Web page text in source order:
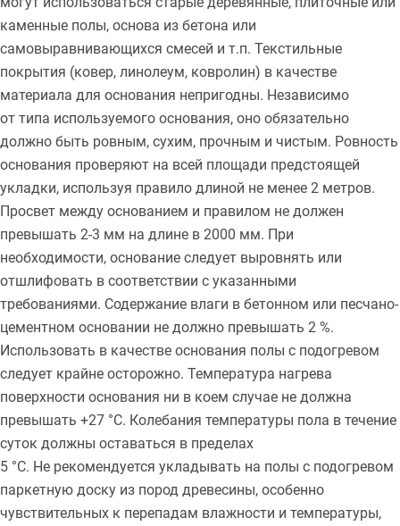
каменные полы, основа из бетона или
самовыравнивающихся смесей и т.п. Текстильные
покрытия (ковер, линолеум, ковролин) в качестве
материала для основания непригодны. Независимо
от типа используемого основания, оно обязательно
должно быть ровным, сухим, прочным и чистым. Ровность
основания проверяют на всей площади предстоящей
укладки, используя правило длиной не менее 2 метров.
Просвет между основанием и правилом не должен
превышать 2-3 мм на длине в 2000 мм. При
необходимости, основание следует выровнять или
отшлифовать в соответствии с указанными
требованиями. Содержание влаги в бетонном или песчано-
цементном основании не должно превышать 2 %.
Использовать в качестве основания полы с подогревом
следует крайне осторожно. Температура нагрева
поверхности основания ни в коем случае не должна
превышать +27 °С. Колебания температуры пола в течение
суток должны оставаться в пределах
5 °С. Не рекомендуется укладывать на полы с подогревом
паркетную доску из пород древесины, особенно
чувствительных к перепадам влажности и температуры,